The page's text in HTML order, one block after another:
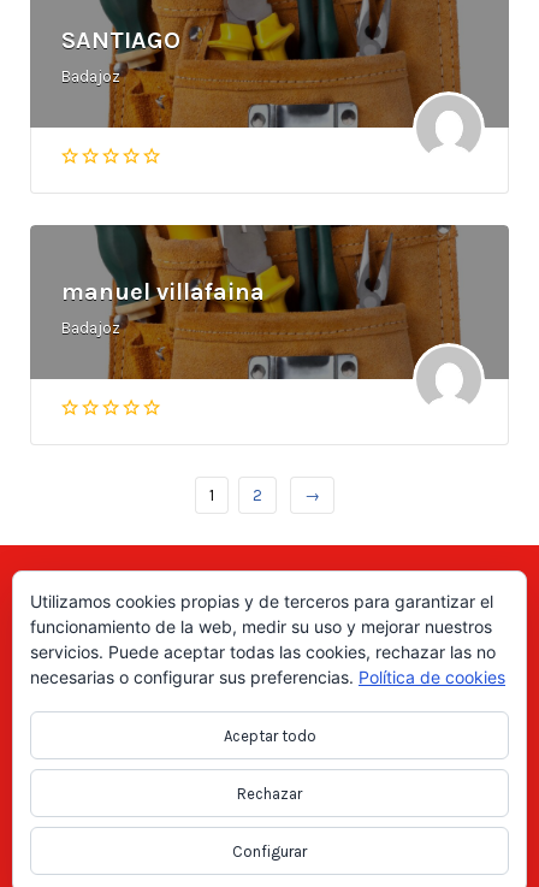
SANTIAGO
Badajoz
manuel villafaina
Badajoz
1 2 →
Aquí puede encontrar las direcciones de empresas, autónomos,
fabricantes locales, asociaciones, etc; de todo el país. ¡Valore sus
productos y servicios para ayudar a los usuarios a tomar la decisión
ofertas de trabajo y empleo que se anuncian en el directorio y
consiga trabajos según le interese, en los anuncios locales.
Copyright Directorio Mahico Soluciones © 2021. Todos los derechos
reservados -Aviso legal|Política de privacidad|Cookies
Utilizamos cookies propias y de terceros para garantizar el
funcionamiento de la web, medir su uso y mejorar nuestros
servicios. Puede aceptar todas las cookies, rechazar las no
necesarias o configurar sus preferencias. Política de cookies
Aceptar todo
Rechazar
Configurar